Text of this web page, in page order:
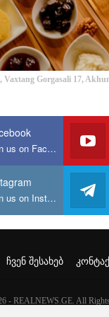
Vaxtang Gorgasali 17,
Join us on Facebook
Join us on Instagram
ᲩᲕᲔᲜ ᲨᲔᲡᲐᲮᲔᲑ
- REALNEWS.GE. All